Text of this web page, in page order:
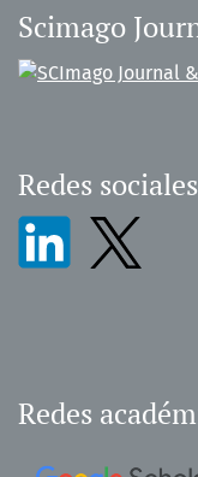
Scimago
Redes sociales
Redes